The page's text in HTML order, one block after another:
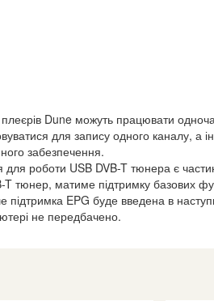
плеєрів Dune можуть працювати
для запису одного каналу, а
забезпечення.
для роботи USB DVB-T тюнера є
тюнер, матиме підтримку базових
EPG буде введена в
не передбачено.